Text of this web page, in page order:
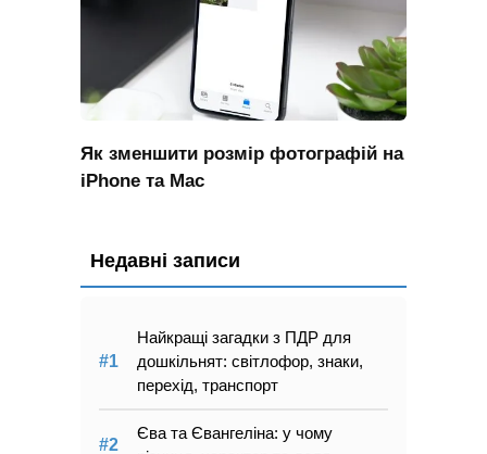
Як зменшити розмір фотографій на
iPhone та Mac
Недавні записи
Найкращі загадки з ПДР для
дошкільнят: світлофор, знаки,
перехід, транспорт
Єва та Євангеліна: у чому